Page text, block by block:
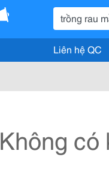
Liên hệ QC
Không có